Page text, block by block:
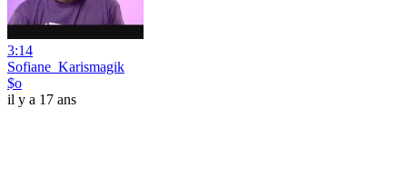
3:14
Sofiane_Karismagik
$o
il y a 17 ans